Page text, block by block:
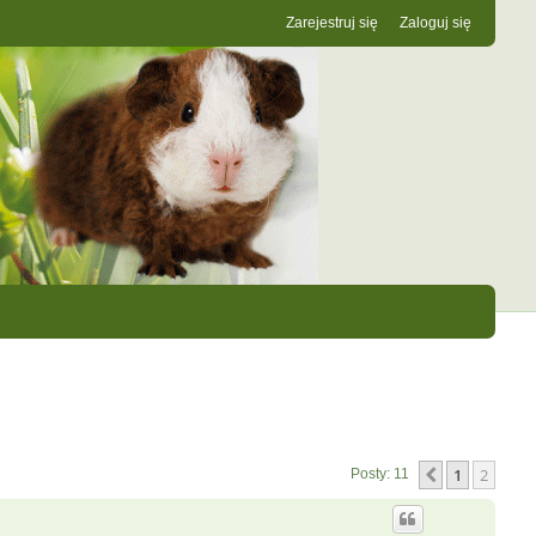
Zaloguj się
Zarejestruj się
Posty: 11 Poprzednia
1 2